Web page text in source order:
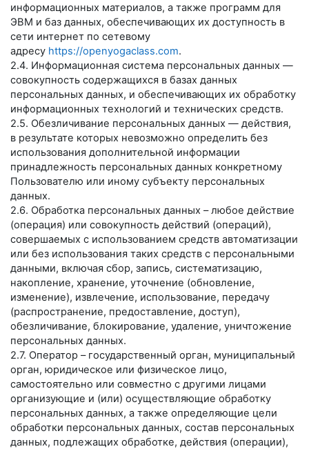
информационных материалов, а также программ для
ЭВМ и баз данных, обеспечивающих их доступность в
сети интернет по сетевому
адресу https://openyogaclass.com.
2.4. Информационная система персональных данных —
совокупность содержащихся в базах данных
персональных данных, и обеспечивающих их обработку
информационных технологий и технических средств.
2.5. Обезличивание персональных данных — действия,
в результате которых невозможно определить без
использования дополнительной информации
принадлежность персональных данных конкретному
Пользователю или иному субъекту персональных
данных.
2.6. Обработка персональных данных – любое действие
(операция) или совокупность действий (операций),
совершаемых с использованием средств автоматизации
или без использования таких средств с персональными
данными, включая сбор, запись, систематизацию,
накопление, хранение, уточнение (обновление,
изменение), извлечение, использование, передачу
(распространение, предоставление, доступ),
обезличивание, блокирование, удаление, уничтожение
персональных данных.
2.7. Оператор – государственный орган, муниципальный
орган, юридическое или физическое лицо,
самостоятельно или совместно с другими лицами
организующие и (или) осуществляющие обработку
персональных данных, а также определяющие цели
обработки персональных данных, состав персональных
данных, подлежащих обработке, действия (операции),